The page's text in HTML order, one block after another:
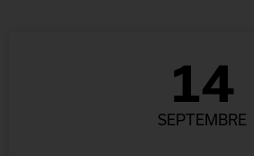
14
SEPTEMBRE